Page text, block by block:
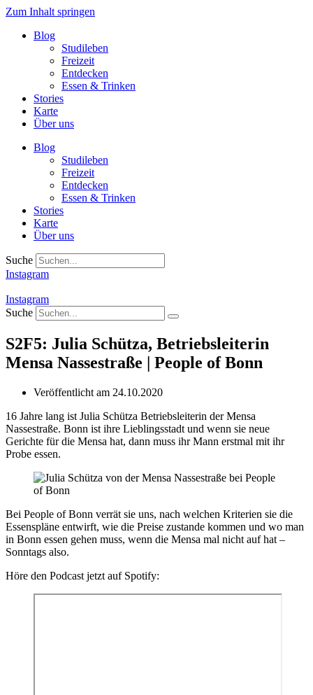
Zum Inhalt springen
Blog
Studileben
Freizeit
Entdecken
Essen & Trinken
Stories
Karte
Über uns
Blog
Studileben
Freizeit
Entdecken
Essen & Trinken
Stories
Karte
Über uns
Suche
Instagram
Instagram
Suche
S2F5: Julia Schütza, Betriebsleiterin
Mensa Nassestraße | People of Bonn
Veröffentlicht am 24.10.2020
16 Jahre lang ist Julia Schütza Betriebsleiterin der Mensa
Nassestraße. Bonn ist ihre Lieblingsstadt und wenn sie neue
Gerichte für die Mensa hat, dann muss ihr Mann erstmal mit ihr
Probe essen.
Bei People of Bonn verrät sie uns, nach welchen Kriterien sie die
Essenspläne entwirft, wie die Preise zustande kommen und wo man
in Bonn essen gehen muss, wenn die Mensa mal nicht auf hat –
Sonntags also.
Höre den Podcast jetzt auf Spotify: